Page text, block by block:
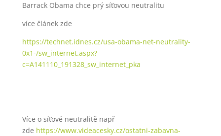
Barrack Obama chce prý síťovou neutralitu
více článek zde
https://technet.idnes.cz/usa-obama-net-neutrality-
0x1-/sw_internet.aspx?
c=A141110_191328_sw_internet_pka
Více o síťové neutralitě např
zde https://www.videacesky.cz/ostatni-zabavna-